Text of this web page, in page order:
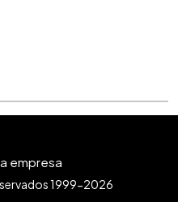
1999-2026